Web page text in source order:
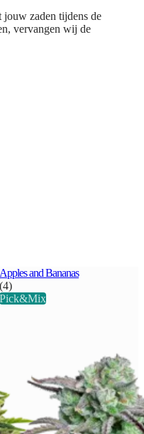
jouw zaden tijdens de
vervangen wij de
Apples and Bananas
(4)
Pick&Mix